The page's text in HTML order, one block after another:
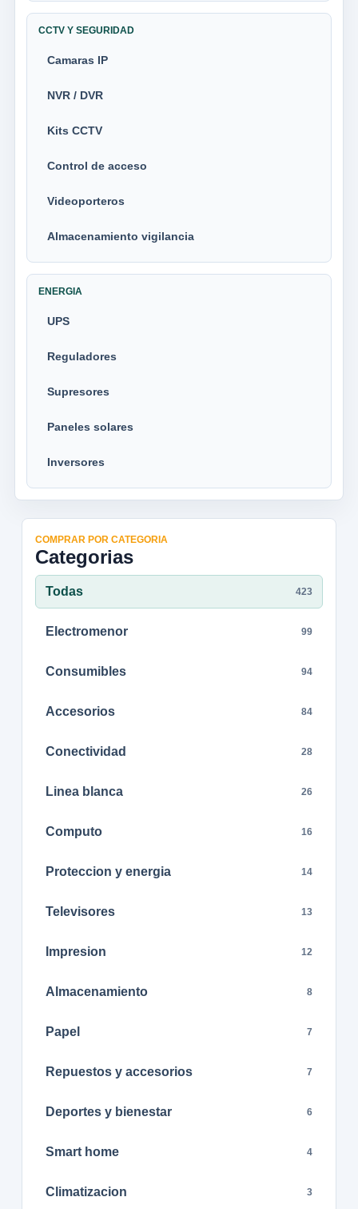
CCTV Y SEGURIDAD
Camaras IP
NVR / DVR
Kits CCTV
Control de acceso
Videoporteros
Almacenamiento vigilancia
ENERGIA
UPS
Reguladores
Supresores
Paneles solares
Inversores
COMPRAR POR CATEGORIA
Categorias
Todas 423
Electromenor 99
Consumibles 94
Accesorios 84
Conectividad 28
Linea blanca 26
Computo 16
Proteccion y energia 14
Televisores 13
Impresion 12
Almacenamiento 8
Papel 7
Repuestos y accesorios 7
Deportes y bienestar 6
Smart home 4
Climatizacion 3